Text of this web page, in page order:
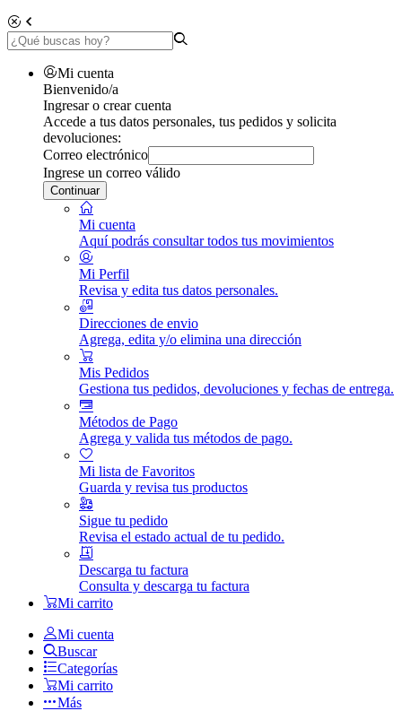
Mi cuenta
Bienvenido/a
Ingresar o crear cuenta
Accede a tus datos personales, tus pedidos y solicita
devoluciones:
Correo electrónico
Ingrese un correo válido
Continuar
Mi cuenta
Aquí podrás consultar todos tus movimientos
Mi Perfil
Revisa y edita tus datos personales.
Direcciones de envio
Agrega, edita y/o elimina una dirección
Mis Pedidos
Gestiona tus pedidos, devoluciones y fechas de entrega.
Métodos de Pago
Agrega y valida tus métodos de pago.
Mi lista de Favoritos
Guarda y revisa tus productos
Sigue tu pedido
Revisa el estado actual de tu pedido.
Descarga tu factura
Consulta y descarga tu factura
Mi carrito
Mi cuenta
Buscar
Categorías
Mi carrito
Más